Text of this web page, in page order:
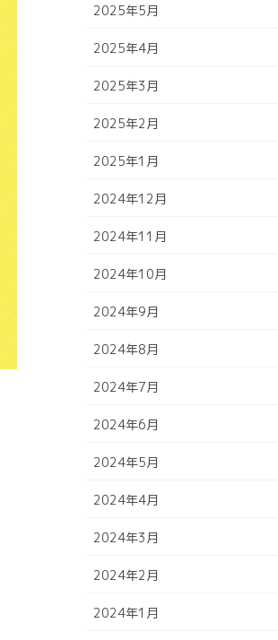
2025年5月
2025年4月
2025年3月
2025年2月
2025年1月
2024年12月
2024年11月
2024年10月
2024年9月
2024年8月
2024年7月
2024年6月
2024年5月
2024年4月
2024年3月
2024年2月
2024年1月